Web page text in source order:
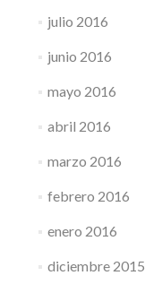
julio 2016
junio 2016
mayo 2016
abril 2016
marzo 2016
febrero 2016
enero 2016
diciembre 2015